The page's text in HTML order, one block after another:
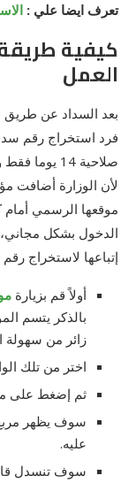
تعرف ايضا علي :
كيفية
العمل
بعد السداد عن طريق
فرد استخراج رقم
صلاحية 14
لأن الوزارة أضافت
موقعها الرسمي أمام
الدخول بشكل
إتباعها لاستخراج
أولاً قم بزيارة
بالذكر يتسم
زائر من سهولة
اختر من تلك
ثم إضغط على
سوف يظهر
عليه.
سوف تنسدل